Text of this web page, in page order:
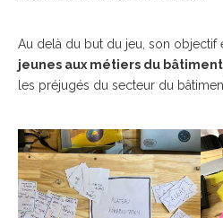
Au delà du but du jeu, son objectif
jeunes aux métiers du
les préjugés du secteur du